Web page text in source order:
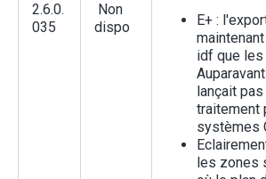
2.6.0.
035
Non
dispo
E+ :
idf que les
lançait
traitement
systèmes
les zones